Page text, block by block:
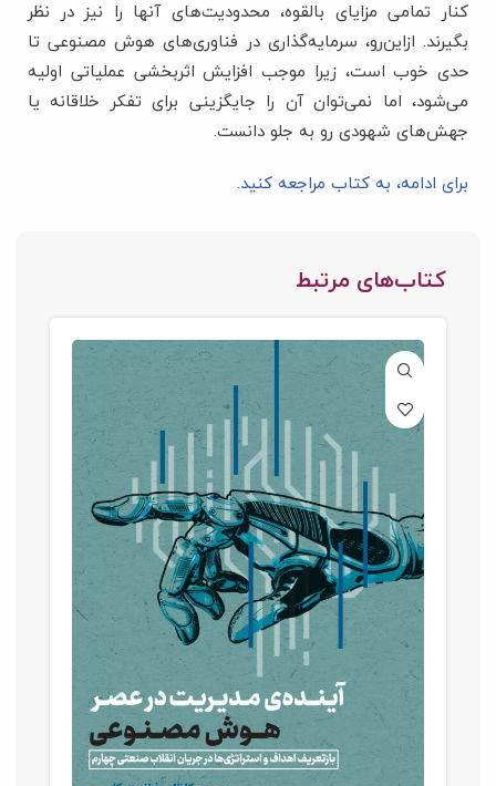
کنار تمامی مزایای بالقوه، محدودیت‌های آنها را نیز در نظر
بگیرند. ازاین‌رو، سرمایه‌گذاری در فناوری‌های هوش مصنوعی تا
حدی خوب است، زیرا موجب افزایش اثربخشی عملیاتی اولیه
می‌شود، اما نمی‌توان آن را جایگزینی برای تفکر خلاقانه یا
جهش‌های شهودی رو به جلو دانست.
برای ادامه، به کتاب مراجعه کنید.
کتاب‌های مرتبط